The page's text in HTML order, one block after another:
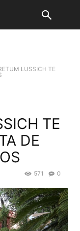
LUSSICH TE
TE
DE
0
571